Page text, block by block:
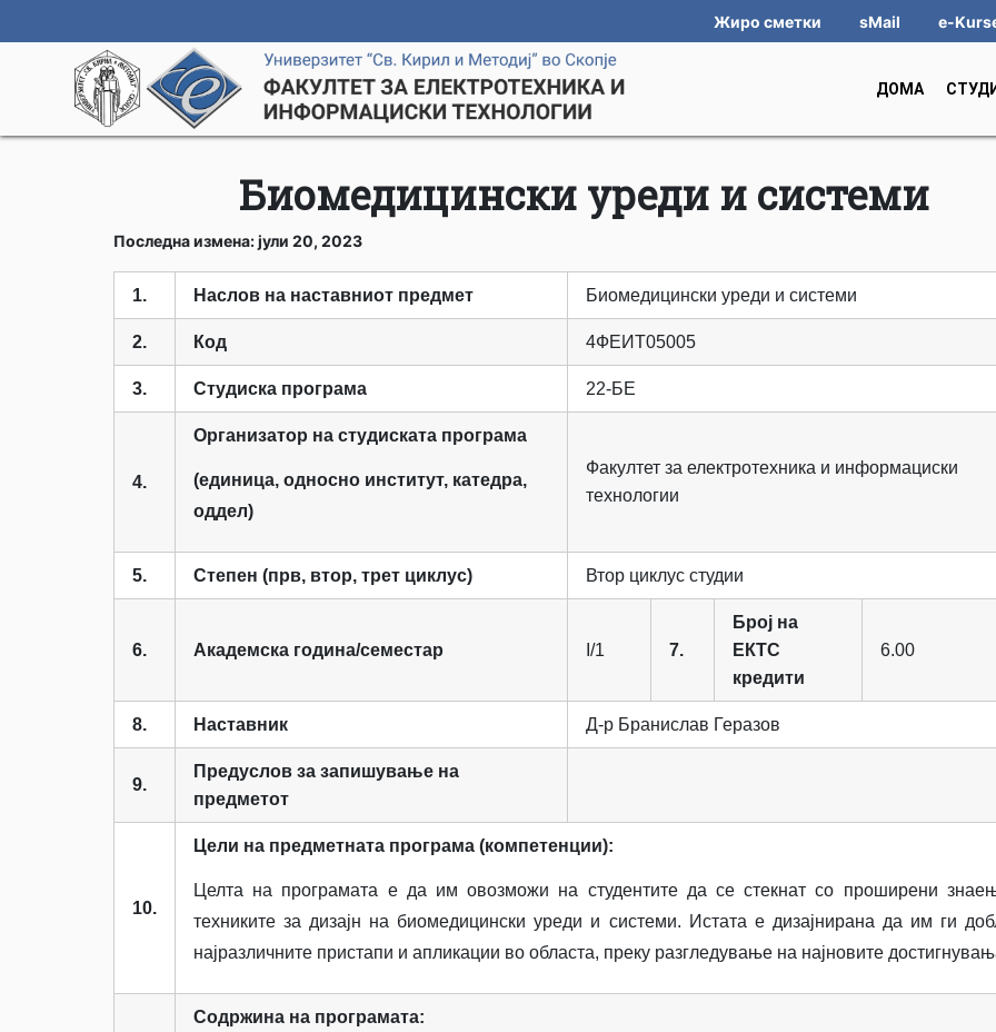
Жиро сметки sMail e-
ДОМА
Биомедицински уреди и системи
Последна измена: јули 20, 2023
1. Наслов на наставниот предмет Биомедицински уреди и системи
2. Код 4ФЕИТ05005
3. Студиска програма 22-БЕ
4.
Организатор на студиската програма
(единица, односно институт, катедра,
оддел)
Факултет за електротехника и информациски
технологии
5. Степен (прв, втор, трет циклус) Втор циклус студии
6. Академска година/семестар I/1 7.
Број на
ЕКТС
кредити
6.00
8. Наставник Д-р Бранислав Геразов
9.
Предуслов за запишување на
предметот
10.
Цели на предметната програма (компетенции):
Целта на програмата е да им овозможи на студентите да се стекнат со проширени
техниките за дизајн на биомедицински уреди и системи. Истата е дизајнирана да им ги
најразличните пристапи и апликации во областа, преку разгледување на најновите
Содржина на програмата: